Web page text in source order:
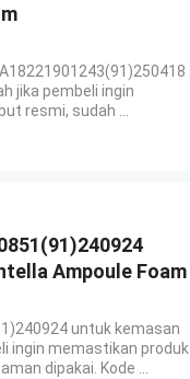
jika pembeli ingin
resmi, sudah ...
Ampoule Foam
untuk kemasan
ingin memastikan produk
dipakai. Kode ...